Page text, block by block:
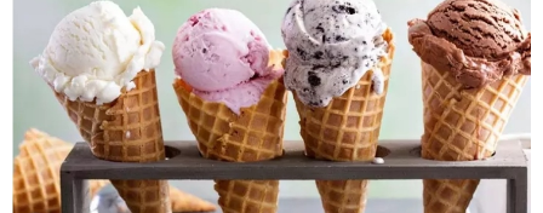
29 Mayıs okullar tatil mi?
Bilim kurgu gerçekleşiyor... Dondurulmuş
insanları hayata döndürecek keşif